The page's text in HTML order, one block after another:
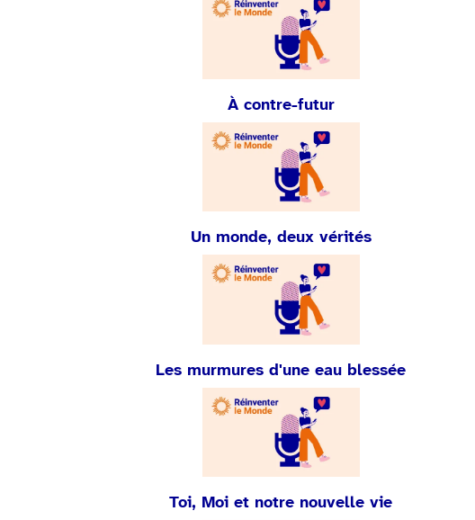
À contre-futur
Un monde, deux vérités
Les murmures d'une eau blessée
Toi, Moi et notre nouvelle vie